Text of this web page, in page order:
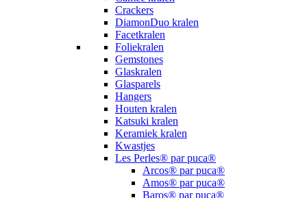
Crackers
DiamonDuo kralen
Facetkralen
Foliekralen
Gemstones
Glaskralen
Glasparels
Hangers
Houten kralen
Katsuki kralen
Keramiek kralen
Kwastjes
Les Perles® par puca®
Arcos® par puca®
Amos® par puca®
Baros® par puca®